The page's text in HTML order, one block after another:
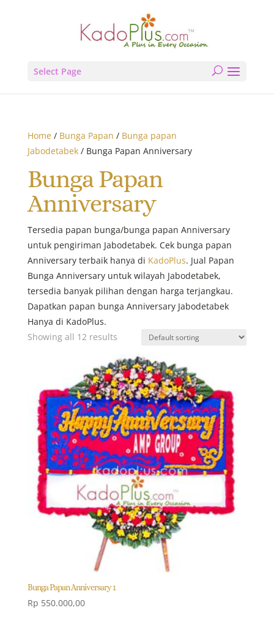
Select Page
Home/ Bunga Papan / Bunga papan
Jabodetabek/ Bunga Papan Anniversary
Bunga Papan
Anniversary
Tersedia papan bunga/bunga papan Anniversary
untuk pengiriman Jabodetabek. Cek bunga papan
Anniversary terbaik hanya di KadoPlus. Jual Papan
Bunga Anniversary untuk wilayah Jabodetabek,
tersedia banyak pilihan dengan harga terjangkau.
Dapatkan papan bunga Anniversary Jabodetabek
Hanya di KadoPlus.
Showing all 12 results
Bunga Papan Anniversary 1
Rp 550.000,00